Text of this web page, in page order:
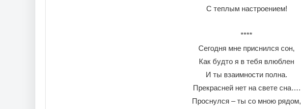
С теплым настроением!
****
Сегодня мне приснился сон,
Как будто я в тебя влюблен
И ты взаимности полна.
Прекрасней нет на свете сна….
Проснулся – ты со мною рядом,